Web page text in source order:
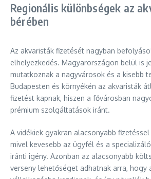
Regionális különbségek az
bérében
Az akvaristák fizetését nagyban
elhelyezkedés. Magyarországon belül is
mutatkoznak a nagyvárosok és a kisebb
Budapesten és környékén az akvaristák
fizetést kapnak, hiszen a fővárosban
prémium szolgáltatások iránt.
A vidékiek gyakran alacsonyabb
mivel kevesebb az ügyfél és a
iránti igény. Azonban az alacsonyabb
verseny lehetőséget adhatnak arra, hogy